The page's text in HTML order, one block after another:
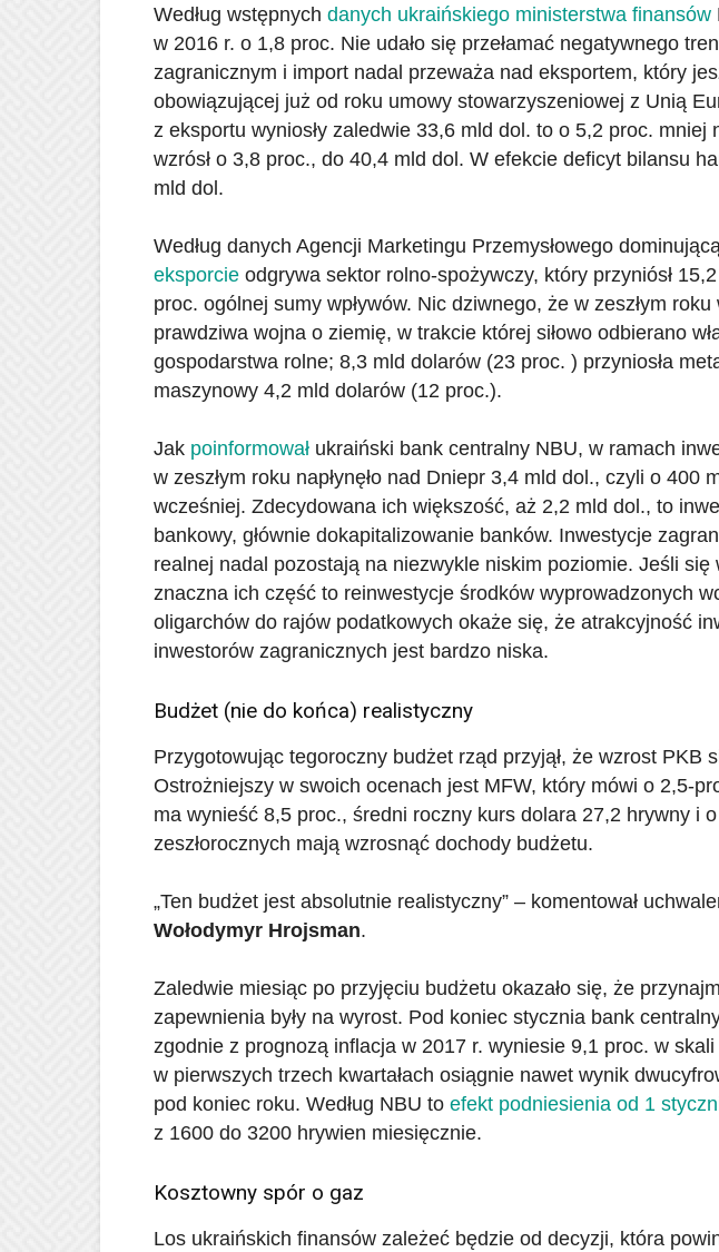
Według wstępnych danych ukraińskiego ministerstwa finansów
w 2016 r. o 1,8 proc. Nie udało się przełamać negatywnego
zagranicznym i import nadal przeważa nad eksportem, który
obowiązującej już od roku umowy stowarzyszeniowej z Unią
z eksportu wyniosły zaledwie 33,6 mld dol. to o 5,2 proc. mniej
wzrósł o 3,8 proc., do 40,4 mld dol. W efekcie deficyt bilansu
mld dol.
Według danych Agencji Marketingu Przemysłowego
eksporcie odgrywa sektor rolno-spożywczy, który przyniósł
proc. ogólnej sumy wpływów. Nic dziwnego, że w zeszłym roku
prawdziwa wojna o ziemię, w trakcie której siłowo odbierano
gospodarstwa rolne; 8,3 mld dolarów (23 proc. ) przyniosła
maszynowy 4,2 mld dolarów (12 proc.).
Jak poinformował ukraiński bank centralny NBU, w ramach
w zeszłym roku napłynęło nad Dniepr 3,4 mld dol., czyli o 400
wcześniej. Zdecydowana ich większość, aż 2,2 mld dol., to
bankowy, głównie dokapitalizowanie banków. Inwestycje
realnej nadal pozostają na niezwykle niskim poziomie. Jeśli się
znaczna ich część to reinwestycje środków wyprowadzonych
oligarchów do rajów podatkowych okaże się, że atrakcyjność
inwestorów zagranicznych jest bardzo niska.
Budżet (nie do końca) realistyczny
Przygotowując tegoroczny budżet rząd przyjął, że wzrost PKB
Ostrożniejszy w swoich ocenach jest MFW, który mówi o 2,5-
ma wynieść 8,5 proc., średni roczny kurs dolara 27,2 hrywny i
zeszłorocznych mają wzrosnąć dochody budżetu.
„Ten budżet jest absolutnie realistyczny” – komentował
Wołodymyr Hrojsman.
Zaledwie miesiąc po przyjęciu budżetu okazało się, że
zapewnienia były na wyrost. Pod koniec stycznia bank
zgodnie z prognozą inflacja w 2017 r. wyniesie 9,1 proc. w
w pierwszych trzech kwartałach osiągnie nawet wynik
pod koniec roku. Według NBU to efekt podniesienia od 1
z 1600 do 3200 hrywien miesięcznie.
Kosztowny spór o gaz
Los ukraińskich finansów zależeć będzie od decyzji, która